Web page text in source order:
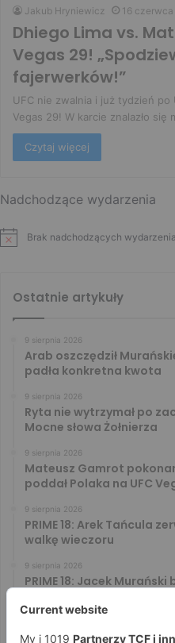
Jakub Hryniewicz 16 czerwca
Dhiego Lima vs.
Vegas 29!
fajerwerków!”
UFC nie zwalnia i już tydzień po
Vegas 29! W karcie znalazło się
Czytaj więcej
Nadchodzące wydarzenia
Brak nadchodzących wydarzenia.
Ostatnie artykuły
9 sierpnia 2026
Arab oszczędził
padła konkretna kwota
9 sierpnia 2026
Ryta nie wytrzymał po
Mocne słowa Żołnierza
9 sierpnia 2026
Mateusz Gamrot
poddał Polaka na UFC
9 sierpnia 2026
PRIME 18: Arek Tańcula
walkę wieczoru
9 sierpnia 2026
PRIME 18: Jacek
PRIME 18: Mariusz Wach